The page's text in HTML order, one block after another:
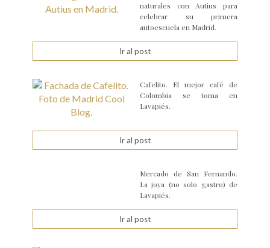
naturales con Autius para
celebrar su primera
autoescuela en Madrid.
Ir al post
Cafelito. El mejor café de
Colombia se toma en
Lavapiés.
Ir al post
Mercado de San Fernando.
La joya (no solo gastro) de
Lavapiés.
Ir al post